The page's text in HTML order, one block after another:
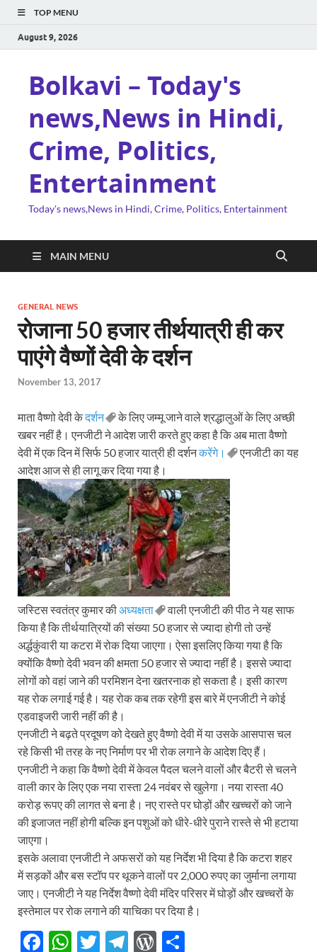
TOP MENU
August 9, 2026
Bolkavi – Today's
news,News in Hindi,
Crime, Politics,
Entertainment
Today's news,News in Hindi, Crime, Politics, Entertainment
MAIN MENU
GENERAL NEWS
रोजाना 50 हजार तीर्थयात्री ही कर
पाएंगे वैष्णों देवी के दर्शन
November 13, 2017
माता वैष्णो देवी केदर्शन
के लिए जम्मू जाने वाले श्रद्धालुओं के लिए अच्छी
खबर नहीं है। एनजीटी ने आदेश जारी करते हुए कहा है कि अब माता वैष्णो
देवी में एक दिन में सिर्फ 50 हजार यात्री ही दर्शनकरेंगे।
एनजीटी का यह
आदेश आज से ही लागू कर दिया गया है।
जस्टिस स्वतंत्र कुमार कीअध्यक्षता
वाली एनजीटी की पीठ ने यह साफ
किया है कि तीर्थयात्रियों की संख्या 50 हजार से ज्यादा होगी तो उन्हें
अर्द्धकुंवारी या कटरा में रोक दिया जाएगा। ऐसा इसलिए किया गया है कि
क्योंकि वैष्णो देवी भवन की क्षमता 50 हजार से ज्यादा नहीं है। इससे ज्यादा
लोगों को वहां जाने की परमिशन देना खतरनाक हो सकता है। इसी कारण
यह रोक लगाई गई है। यह रोक कब तक रहेगी इस बारे में एनजीटी ने कोई
एडवाइजरी जारी नहीं की है।
एनजीटी ने बढ़ते प्रदूषण को देखते हुए वैष्णो देवी में या उसके आसपास चल
रहे किसी भी तरह के नए निर्माण पर भी रोक लगाने के आदेश दिए हैं।
एनजीटी ने कहा कि वैष्णो देवी में केवल पैदल चलने वालों और बैटरी से चलने
वाली कार के लिए एक नया रास्ता 24 नवंबर से खुलेगा। नया रास्ता 40
करोड़ रूपए की लागत से बना है। नए रास्ते पर घोड़ों और खच्चरों को जाने
की इजाजत नहीं होगी बल्कि इन पशुओं को धीरे-धीरे पुराने रास्ते से भी हटाया
जाएगा।
इसके अलावा एनजीटी ने अफसरों को यह निर्देश भी दिया है कि कटरा शहर
में सड़कों और बस स्टॉप पर थूकने वालों पर 2,000 रुपए का जुर्माना लगाया
जाए। एनजीटी ने यह निर्देश वैष्णो देवी मंदिर परिसर में घोड़ों और खच्चरों के
इस्तेमाल पर रोक लगाने की याचिका पर दिया है।
F
W T
T
W